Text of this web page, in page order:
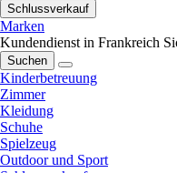
Schlussverkauf
Marken
Kundendienst in Frankreich
Suchen
Kinderbetreuung
Zimmer
Kleidung
Schuhe
Spielzeug
Outdoor und Sport